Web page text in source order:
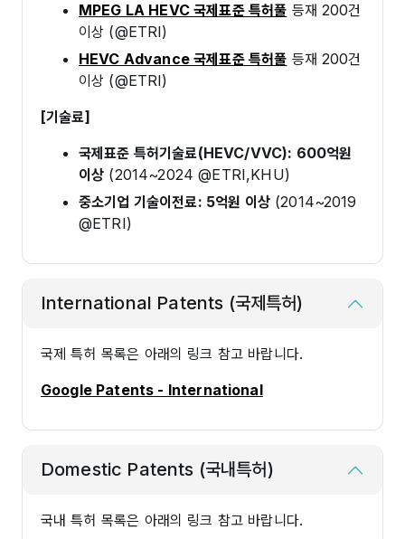
MPEG LA HEVC 국제표준 특허풀 등재 200건
이상 (@ETRI)
HEVC Advance 국제표준 특허풀 등재 200건
이상 (@ETRI)
[기술료]
국제표준 특허기술료(HEVC/VVC): 600억원
이상 (2014~2024 @ETRI,KHU)
중소기업 기술이전료: 5억원 이상(2014~2019
@ETRI)
International Patents (국제특허)
국제 특허 목록은 아래의 링크 참고 바랍니다.
Google Patents - International
Domestic Patents (국내특허)
국내 특허 목록은 아래의 링크 참고 바랍니다.